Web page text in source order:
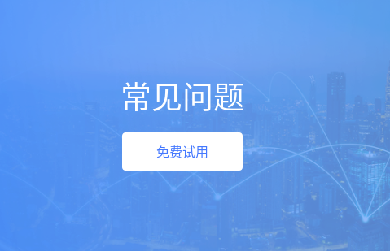
常见问题
免费试用